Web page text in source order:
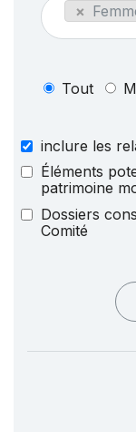
×
Tout
inclure les
Éléments
patrimoine
Dossiers
Comité